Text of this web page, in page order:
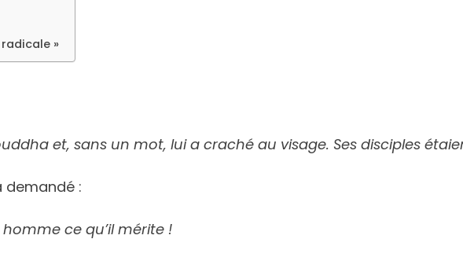
»
et, sans un mot, lui a craché au visage. Ses disciples
demandé :
ce qu’il mérite !